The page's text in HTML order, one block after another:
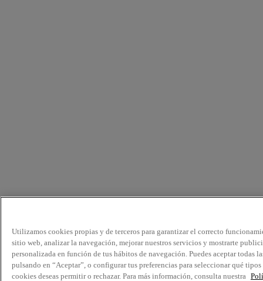
Utilizamos cookies propias y de terceros para garantizar el correcto
sitio web, analizar la navegación, mejorar nuestros servicios y mostrarte
personalizada en función de tus hábitos de navegación. Puedes aceptar todas
pulsando en “Aceptar”, o configurar tus preferencias para seleccionar qué tipos
cookies deseas permitir o rechazar. Para más información, consulta nuestra